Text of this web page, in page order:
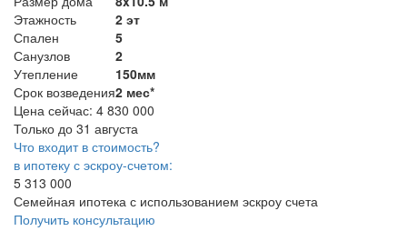
Этажность
2 эт
Спален
5
Санузлов
2
Утепление
150мм
Срок возведения2 мес*
Цена сейчас: 4 830 000
Только до 31 августа
Что входит в стоимость?
в ипотеку с эскроу-счетом:
5 313 000
Семейная ипотека с использованием эскроу счета
Получить консультацию